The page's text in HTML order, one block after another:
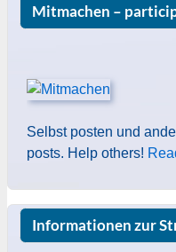
Mitmachen –
Selbst posten und
posts. Help others!
Informationen zur